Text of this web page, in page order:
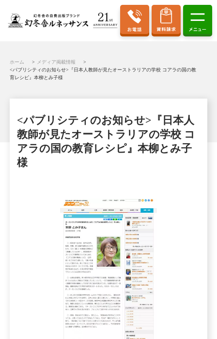
ホーム
メディア掲載情報
<パブリシティのお知らせ>『日本人教師が見たオーストラリアの学校 コアラの国の教
育レシピ』本柳とみ子様
<パブリシティのお知らせ>『日本人
教師が見たオーストラリアの学校 コ
アラの国の教育レシピ』本柳とみ子
様